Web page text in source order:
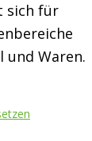
sich für
und Waren.